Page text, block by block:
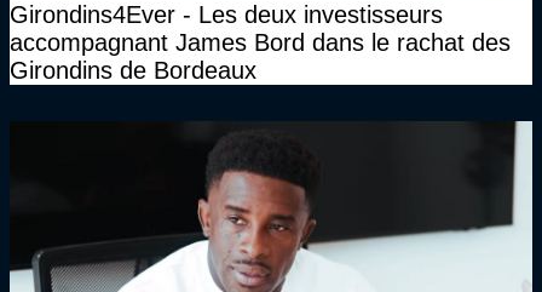
Girondins4Ever - Les deux investisseurs
accompagnant James Bord dans le rachat des
Girondins de Bordeaux